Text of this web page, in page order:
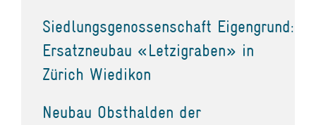
Siedlungsgenossenschaft Eigengrund:
Ersatzneubau «Letzigraben» in
Zürich Wiedikon
Neubau Obsthalden der